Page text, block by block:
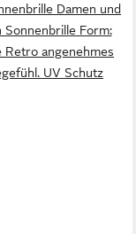
Damen und
Sonnenbrille Form:
Retro angenehmes
UV Schutz